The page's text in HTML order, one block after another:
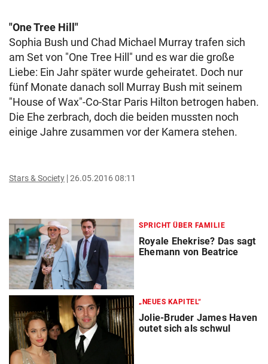
"One Tree Hill"
Sophia Bush und Chad Michael Murray trafen sich
am Set von "One Tree Hill" und es war die große
Liebe: Ein Jahr später wurde geheiratet. Doch nur
fünf Monate danach soll Murray Bush mit seinem
"House of Wax"-Co-Star Paris Hilton betrogen haben.
Die Ehe zerbrach, doch die beiden mussten noch
einige Jahre zusammen vor der Kamera stehen.
Stars & Society 26.05.2016 08:11
SPRICHT ÜBER FAMILIE
Royale Ehekrise? Das sagt
Ehemann von Beatrice
„NEUES KAPITEL“
Jolie-Bruder James Haven
outet sich als schwul